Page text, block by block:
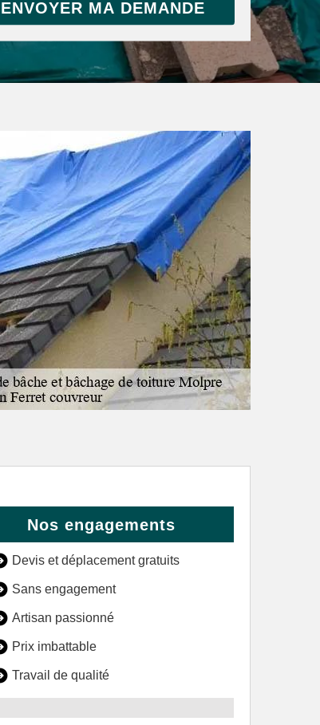
Nos engagements
Devis et déplacement gratuits
Sans engagement
Artisan passionné
Prix imbattable
Travail de qualité